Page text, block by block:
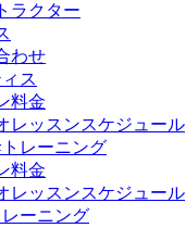
ラクター
わせ
ス
料金
レッスンスケジュール
レーニング
料金
レッスンスケジュール
ーニング